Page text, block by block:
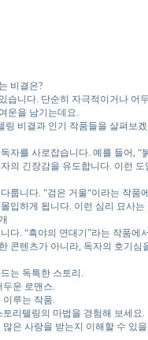
비결은?
습니다. 단순히 자극적이거나 어
운을 남기는데요.
비결과 인기 작품들을 살펴보겠
자를 사로잡습니다. 예를 들어, “
의 긴장감을 유도합니다. 이런
룹니다. “검은 거울“이라는 작품
입하게 됩니다. 이런 심리 묘사
다. “흑야의 연대기”라는 작품
콘텐츠가 아니라, 독자의 호기심
는 독특한 스토리.
운 로맨스.
루는 작품.
리텔링의 마법을 경험해 보세요.
은 사랑을 받는지 이해할 수 있을